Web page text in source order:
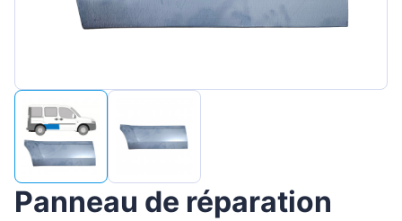
Latvian
Panneau de réparation